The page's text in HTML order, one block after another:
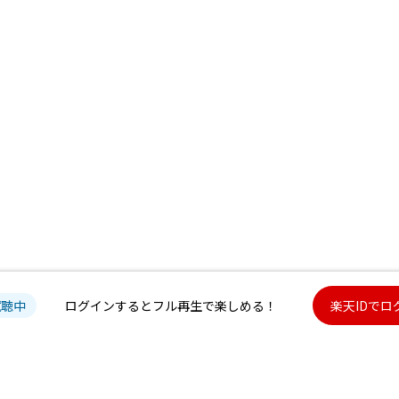
中 ログインするとフル再生で楽しめる！ 楽天IDでロ